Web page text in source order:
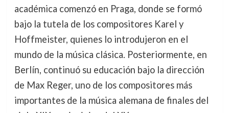
académica comenzó en Praga, donde se formó
bajo la tutela de los compositores Karel y
Hoffmeister, quienes lo introdujeron en el
mundo de la música clásica. Posteriormente, en
Berlín, continuó su educación bajo la dirección
de Max Reger, uno de los compositores más
importantes de la música alemana de finales del